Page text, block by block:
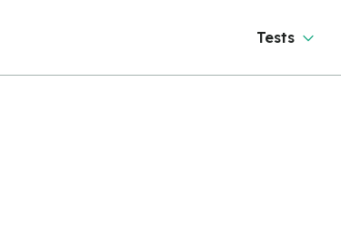
Tests